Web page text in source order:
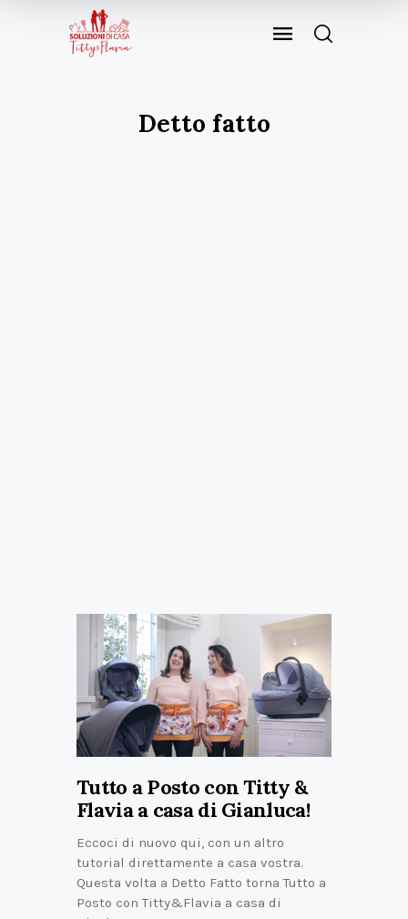
Detto fatto
Tutto a Posto con Titty &
Flavia a casa di Gianluca!
Eccoci di nuovo qui, con un altro
tutorial direttamente a casa vostra.
Questa volta a Detto Fatto torna Tutto a
Posto con Titty&Flavia a casa di